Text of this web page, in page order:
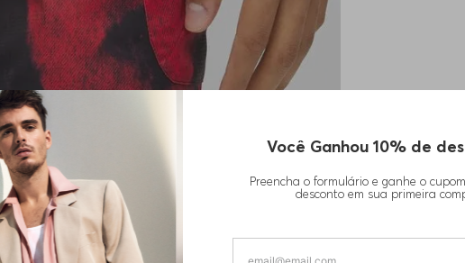
Você Ganhou 10% de
Preencha o formulário e ganhe o
desconto em sua primeira